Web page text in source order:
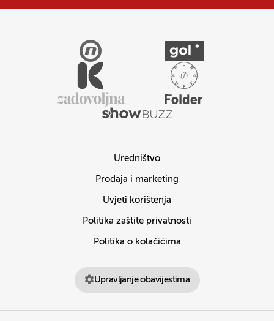
Uredništvo
Prodaja i marketing
Uvjeti korištenja
Politika zaštite privatnosti
Politika o kolačićima
Upravljanje obavijestima